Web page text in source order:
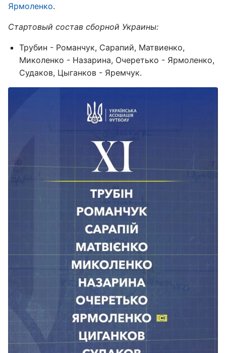
Ярмоленко.
Стартовый состав сборной Украины:
Трубин - Романчук, Сарапий, Матвиенко,
Миколенко - Назарина, Очеретько - Ярмоленко,
Судаков, Цыганков - Яремчук.